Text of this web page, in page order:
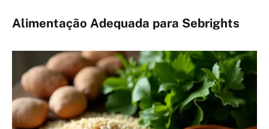
Alimentação Adequada para Sebrights